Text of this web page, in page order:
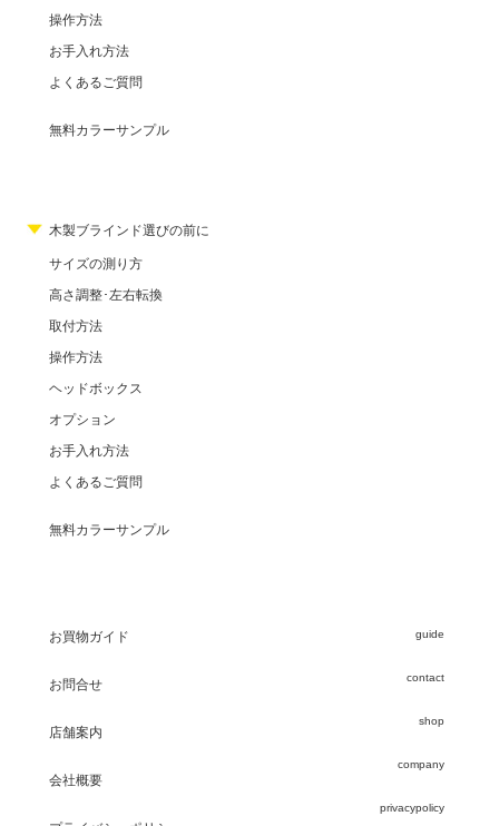
操作方法
お手入れ方法
よくあるご質問
無料カラーサンプル
木製ブラインド選びの前に
サイズの測り方
高さ調整･左右転換
取付方法
操作方法
ヘッドボックス
オプション
お手入れ方法
よくあるご質問
無料カラーサンプル
お買物ガイド
お問合せ
店舗案内
会社概要
guide
contact
shop
company
privacypolicy